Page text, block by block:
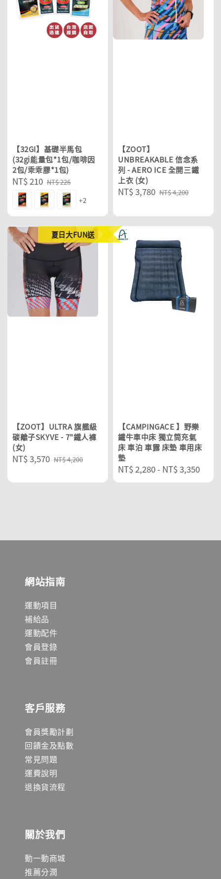
【32GI】基礎半馬包
(32gi能量包*1包/咖啡因
2包/乖乖膠*1包)
Sale
price
NT$ 210 Regular
price
NT$ 226
+2
【ZOOT】
UNBREAKABLE 信念系
列 - AERO ICE 全開三鐵
上衣 (女)
Sale
NT$ 3,780 Regular
NT$ 4,200
夏日大FUN送
【ZOOT】ULTRA 旗艦級
碳離子SKYVE - 7"鐵人褲
(女)
Sale
NT$ 3,570 Regular
NT$ 4,200
【CAMPINGACE 】野樂
鐵牛車中床 獨立筒充氣
床 車泊 車露 床墊 車用床
墊
Regular
price
NT$ 2,280- NT$ 3,350
網站指南
運動項目
補給品
運動配件
會員登錄
會員註冊
客戶服務
會員獎勵計劃
回饋金及點數
常見問題
運費說明
退換貨流程
關於我們
動一動商城
推薦分潤